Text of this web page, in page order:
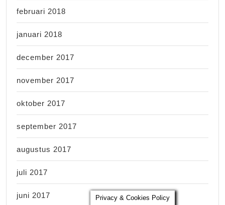
februari 2018
januari 2018
december 2017
november 2017
oktober 2017
september 2017
augustus 2017
juli 2017
juni 2017 Privacy & Cookies Policy